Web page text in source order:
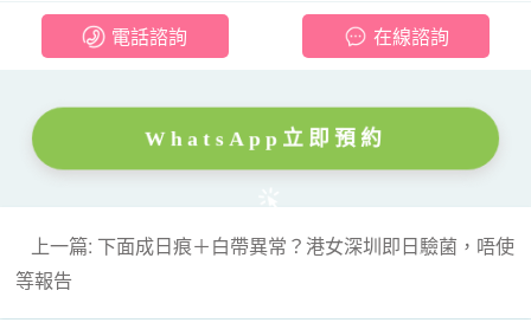
電話諮詢 在線諮詢
WhatsApp立即預約
上一篇: 下面成日痕＋白帶異常？港女深圳即日驗菌，唔使
等報告